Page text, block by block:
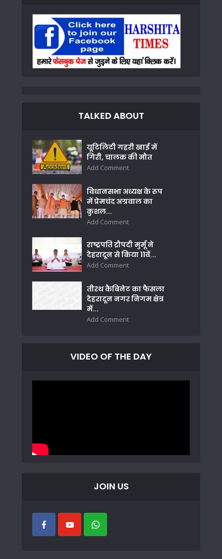
TALKED ABOUT
यूटिलिटी गहरी खाई में
गिरी, चालक की मौत
Add Comment
विधानसभा अध्यक्ष के रूप
में प्रेमचंद अग्रवाल का
कुशल...
Add Comment
राष्ट्रपति द्रौपदी मुर्मू ने
देहरादून से किया 11वें...
Add Comment
तीरथ कैबिनेट का फैसला
देहरादून नगर निगम क्षेत्र
में...
Add Comment
VIDEO OF THE DAY
JOIN US